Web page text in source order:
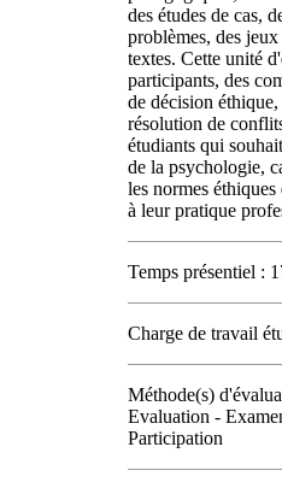
des études de cas,
problèmes, des
textes. Cette unité
participants, des
de décision
résolution de
étudiants qui
de la psychologie,
les normes
à leur pratique
Temps présentiel :
Charge de travail
Méthode(s)
Evaluation -
Participation